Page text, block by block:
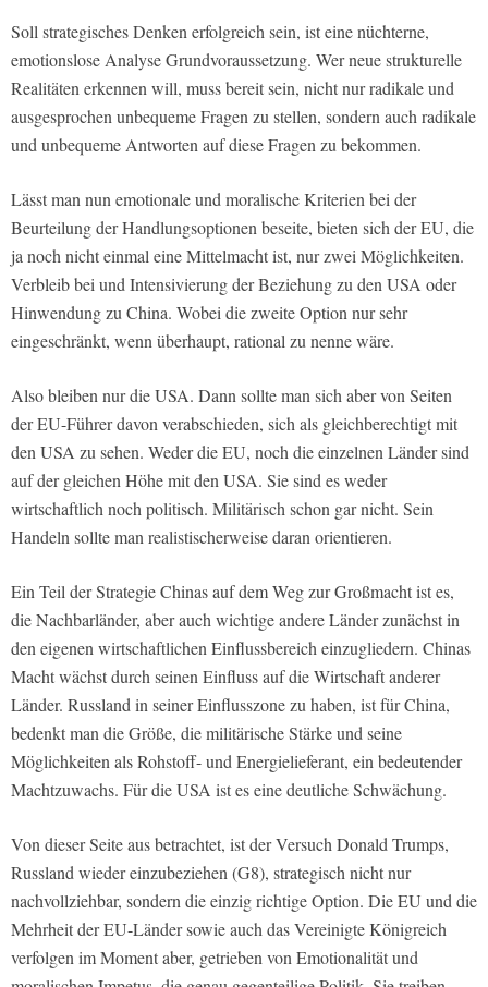
Soll strategisches Denken erfolgreich sein, ist eine nüchterne,
emotionslose Analyse Grundvoraussetzung. Wer neue strukturelle
Realitäten erkennen will, muss bereit sein, nicht nur radikale und
ausgesprochen unbequeme Fragen zu stellen, sondern auch radikale
und unbequeme Antworten auf diese Fragen zu bekommen.
Lässt man nun emotionale und moralische Kriterien bei der
Beurteilung der Handlungsoptionen beseite, bieten sich der EU, die
ja noch nicht einmal eine Mittelmacht ist, nur zwei Möglichkeiten.
Verbleib bei und Intensivierung der Beziehung zu den USA oder
Hinwendung zu China. Wobei die zweite Option nur sehr
eingeschränkt, wenn überhaupt, rational zu nenne wäre.
Also bleiben nur die USA. Dann sollte man sich aber von Seiten
der EU-Führer davon verabschieden, sich als gleichberechtigt mit
den USA zu sehen. Weder die EU, noch die einzelnen Länder sind
auf der gleichen Höhe mit den USA. Sie sind es weder
wirtschaftlich noch politisch. Militärisch schon gar nicht. Sein
Handeln sollte man realistischerweise daran orientieren.
Ein Teil der Strategie Chinas auf dem Weg zur Großmacht ist es,
die Nachbarländer, aber auch wichtige andere Länder zunächst in
den eigenen wirtschaftlichen Einflussbereich einzugliedern. Chinas
Macht wächst durch seinen Einfluss auf die Wirtschaft anderer
Länder. Russland in seiner Einflusszone zu haben, ist für China,
bedenkt man die Größe, die militärische Stärke und seine
Möglichkeiten als Rohstoff- und Energielieferant, ein bedeutender
Machtzuwachs. Für die USA ist es eine deutliche Schwächung.
Von dieser Seite aus betrachtet, ist der Versuch Donald Trumps,
Russland wieder einzubeziehen (G8), strategisch nicht nur
nachvollziehbar, sondern die einzig richtige Option. Die EU und die
Mehrheit der EU-Länder sowie auch das Vereinigte Königreich
verfolgen im Moment aber, getrieben von Emotionalität und